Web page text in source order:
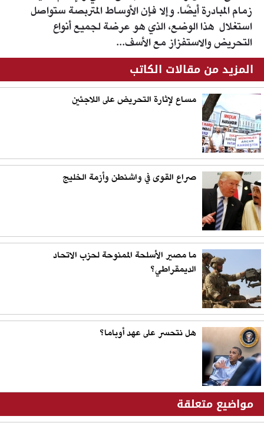
زمام المبادرة أيضًا. وإلا فإن الأوساط المتربصة ستواصل
استغلال هذا الوضع، الذي هو عرضة لجميع أنواع
التحريض والاستفزاز مع الأسف...
المزيد من مقالات الكاتب
مساع لإثارة التحريض على اللاجئين
صراع القوى في واشنطن وأزمة الخليج
ما مصير الأسلحة الممنوحة لحزب الاتحاد
الديمقراطي؟
هل نتحسر على عهد أوباما؟
مواضيع متعلقة